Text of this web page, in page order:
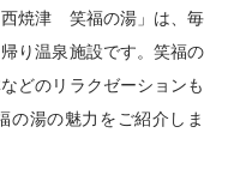
西焼津 笑福の湯」は、毎
り温泉施設です。笑福の
どのリラクゼーションも
の湯の魅力をご紹介しま